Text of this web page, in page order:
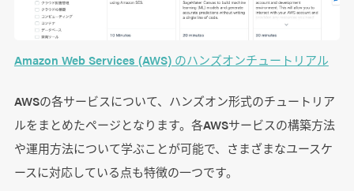
Amazon Web Services (AWS) のハンズオンチュートリアル
AWSの各サービスについて、ハンズオン形式のチュートリア
ルをまとめたページとなります。各AWSサービスの構築方法
や運用方法について学ぶことが可能で、さまざまなユースケ
ースに対応している点も特徴の一つです。